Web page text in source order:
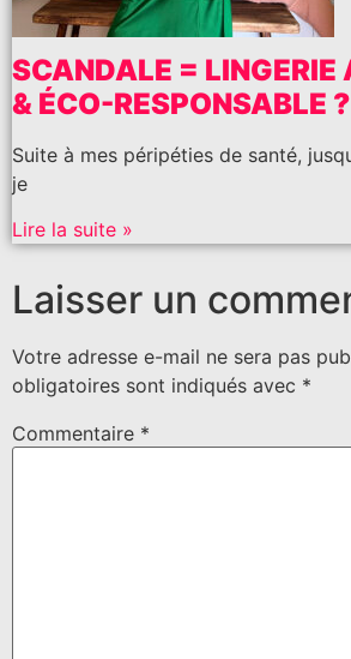
SCANDALE = LINGERIE
& ÉCO-RESPONSABLE ?
Suite à mes péripéties de santé,
je
Lire la suite »
Laisser un
Votre adresse e-mail ne sera pas
obligatoires sont indiqués avec *
Commentaire *